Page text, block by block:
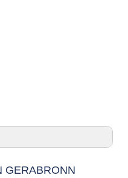
GERABRONN